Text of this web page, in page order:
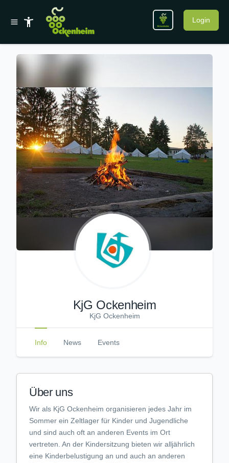
Login
KjG Ockenheim
KjG Ockenheim
Info News Events
Über uns
Wir als KjG Ockenheim organisieren jedes Jahr im
Sommer ein Zeltlager für Kinder und Jugendliche
und sind auch oft an anderen Events im Ort
vertreten. An der Kindersitzung bieten wir alljährlich
eine Kinderbelustigung an und auch an anderen